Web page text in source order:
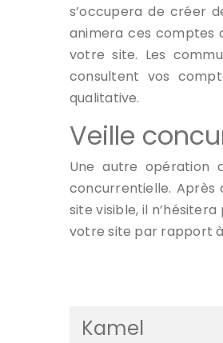
s’occupera de créer
animera ces comptes
votre site. Les
consultent vos
qualitative.
Veille
Une autre opération
concurrentielle.
site visible, il
votre site par rapport
Kamel